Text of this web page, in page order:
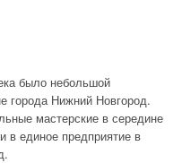
было небольшой
города Нижний Новгород.
мастерские в середине
в единое предприятие в